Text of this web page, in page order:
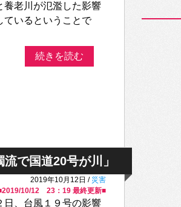
養老川が氾濫した影響
ているということで
続きを読む
で国道20号が川」
2019年10月12日 / 災害
2019/10/12 23：19 最終更新■
日、台風１９号の影響